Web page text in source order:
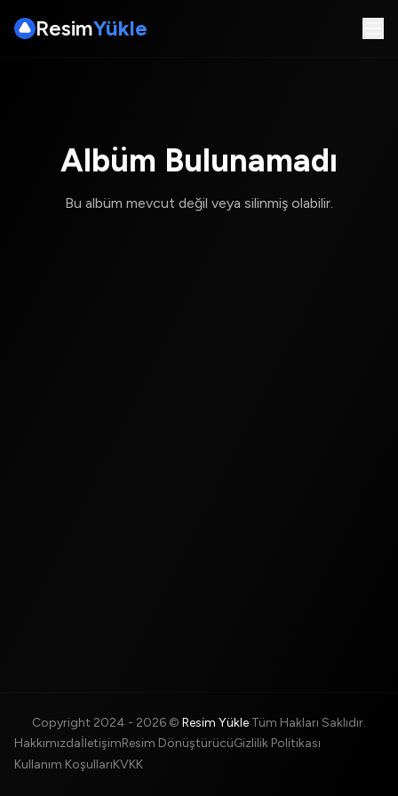
ResimYükle
Albüm Bulunamadı
Bu albüm mevcut değil veya silinmiş olabilir.
Copyright 2024 - 2026 © Resim Yükle Tüm Hakları Saklıdır.
HakkımızdaİletişimResim DönüştürücüGizlilik Politikası
Kullanım KoşullarıKVKK